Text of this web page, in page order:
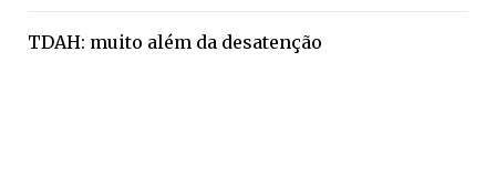
TDAH: muito além da desatenção